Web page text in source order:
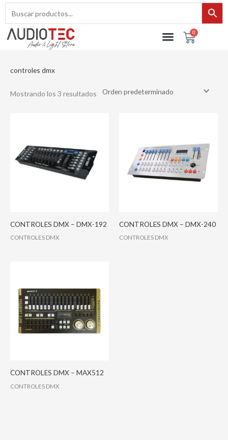
contenido
0Cart
controles dmx
Mostrando los 3 resultados
CONTROLES DMX – DMX-192
CONTROLES DMX
CONTROLES DMX – DMX-240
CONTROLES DMX
CONTROLES DMX – MAX512
CONTROLES DMX